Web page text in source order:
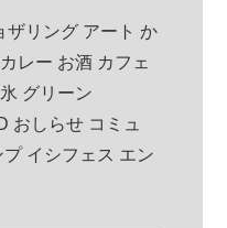
ザリング アート か
カレー お酒 カフェ
グリーン
おしらせ コミュ
プ イシフェス エン